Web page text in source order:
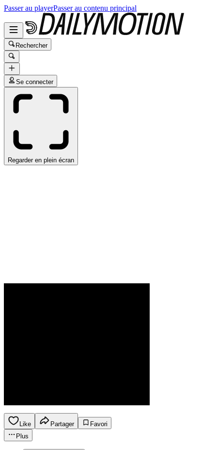
Passer au playerPasser au contenu principal
Rechercher
Se connecter
Regarder en plein écran
Like Partager
Favori
Plus